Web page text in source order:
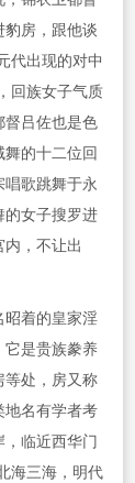
豹房，跟他谈
代出现的对中
回族女子气质
督吕佐也是色
的十二位回
唱歌跳舞于永
的女子搜罗进
，不让出
着的皇家淫
它是贵族豢养
等处，房又称
地名有学者考
临近西华门
海三海，明代